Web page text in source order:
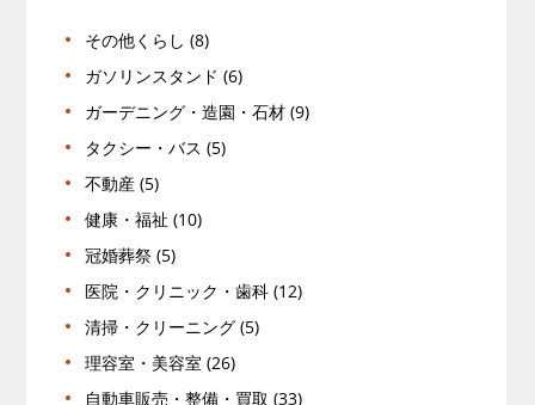
その他くらし (8)
ガソリンスタンド (6)
ガーデニング・造園・石材 (9)
タクシー・バス (5)
不動産 (5)
健康・福祉 (10)
冠婚葬祭 (5)
医院・クリニック・歯科 (12)
清掃・クリーニング (5)
理容室・美容室 (26)
自動車販売・整備・買取 (33)